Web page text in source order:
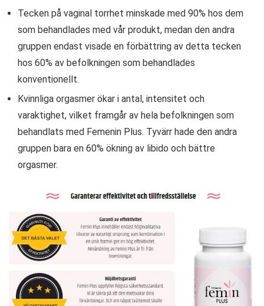
Tecken på vaginal torrhet minskade med 90% hos dem
som behandlades med vår produkt, medan den andra
gruppen endast visade en förbättring av detta tecken
hos 60% av befolkningen som behandlades
konventionellt.
Kvinnliga orgasmer ökar i antal, intensitet och
varaktighet, vilket framgår av hela befolkningen som
behandlats med Femenin Plus. Tyvärr hade den andra
gruppen bara en 60% ökning av libido och bättre
orgasmer.